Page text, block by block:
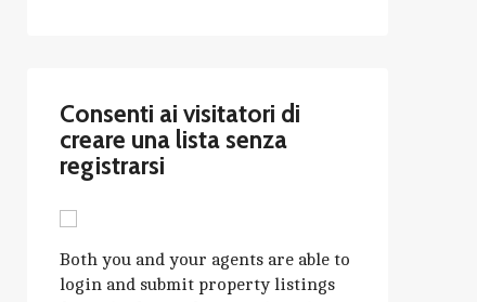
Consenti ai visitatori di
creare una lista senza
registrarsi
Both you and your agents are able to
login and submit property listings